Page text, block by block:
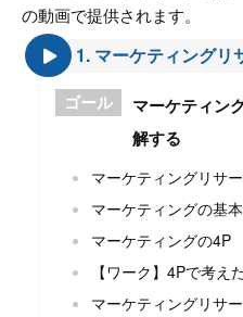
の動画で提供されます。
1. マーケティングリ
ゴール
マーケティン
解する
マーケティングリサ
マーケティングの基
マーケティングの4P
【ワーク】4Pで考え
マーケティングリサ